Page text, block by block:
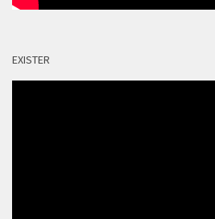
EXISTER